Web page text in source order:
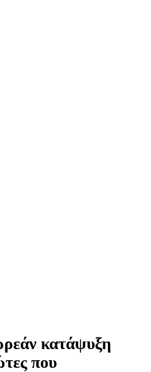
κατάψυξη
που